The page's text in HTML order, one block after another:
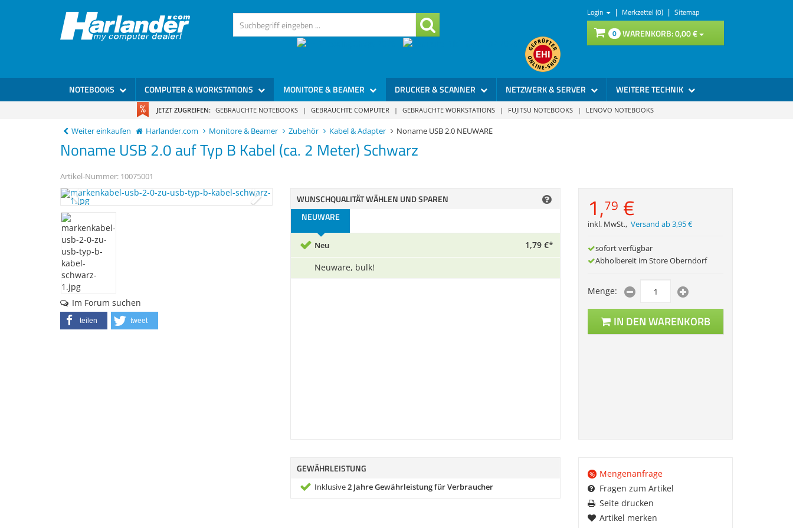
Login | Merkzettel (0) | Sitemap
0 WARENKORB:0,00€
NOTEBOOKS COMPUTER & WORKSTATIONS MONITORE & BEAMER DRUCKER & SCANNER NETZWERK & SERVER WEITERE TECHNIK
JETZT ZUGREIFEN: GEBRAUCHTE NOTEBOOKS | GEBRAUCHTE COMPUTER | GEBRAUCHTE WORKSTATIONS | FUJITSU NOTEBOOKS | LENOVO NOTEBOOKS
Weiter einkaufen Harlander.com Monitore & Beamer Zubehör Kabel & Adapter Noname USB 2.0 NEUWARE
Noname USB 2.0 auf Typ B Kabel (ca. 2 Meter) Schwarz
Artikel-Nummer: 10075001
Im Forum suchen
teilen tweet
WUNSCHQUALITÄT WÄHLEN UND SPAREN
NEUWARE
Neu 1,79 €*
Neuware, bulk!
GEWÄHRLEISTUNG
Inklusive2 Jahre Gewährleistung für Verbraucher
1,79 €
inkl. MwSt., Versand ab 3,95 €
sofort verfügbar
Abholbereit im Store Oberndorf
Menge:
IN DEN WARENKORB
%
Mengenanfrage
Fragen zum Artikel
Seite drucken
Artikel merken